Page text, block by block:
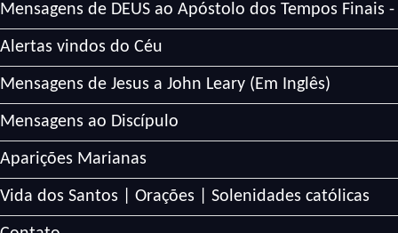
Mensagens de DEUS ao Apóstolo dos Tempos Finais -
Alertas vindos do Céu
Mensagens de Jesus a John Leary (Em Inglês)
Mensagens ao Discípulo
Aparições Marianas
Vida dos Santos | Orações | Solenidades católicas